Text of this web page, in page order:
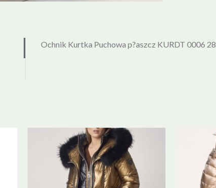
Ochnik Kurtka Puchowa p?aszcz KURDT 0006